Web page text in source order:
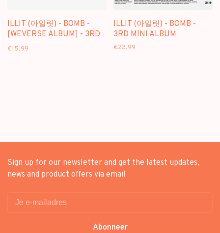
ILLIT (아일릿) - BOMB -
[WEVERSE ALBUM] - 3RD
MINI ALBUM
€15,99
ILLIT (아일릿) - BOMB -
3RD MINI ALBUM
€23,99
Sign up for our newsletter and get the latest updates,
news and product offers via email
Abonneer